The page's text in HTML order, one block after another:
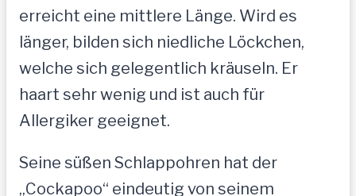
erreicht eine mittlere Länge. Wird es
länger, bilden sich niedliche Löckchen,
welche sich gelegentlich kräuseln. Er
haart sehr wenig und ist auch für
Allergiker geeignet.
Seine süßen Schlappohren hat der
„Cockapoo“ eindeutig von seinem